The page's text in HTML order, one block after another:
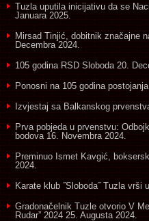
Tuzla uputila inicijativu da se
Januara 2025.
Mirsad Tinjić, dobitnik značajne
Decembra 2024.
105 godina RSD Sloboda 20.
Ponosni na 105 godina postojanja
Izvjestaj sa Balkanskog
Prva pobjeda u prvenstvu:
bodova 16. Novembra 2024.
Preminuo Ismet Kavgić,
2024.
Karate klub ˝Sloboda˝ Tuzla vrši
Gradonačelnik Tuzle otvorio V
Rudar” 2024 25. Augusta 2024.